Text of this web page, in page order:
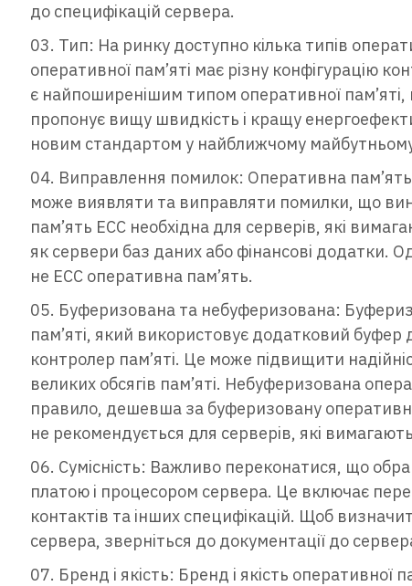
до специфікацій сервера.
Тип: На ринку доступно кілька типів
оперативної пам’яті має різну конфігурацію
є найпоширенішим типом оперативної
пропонує вищу швидкість і кращу
новим стандартом у найближчому
Виправлення помилок: Оперативна пам’ять
може виявляти та виправляти помилки, що
пам’ять ECC необхідна для серверів, які
як сервери баз даних або фінансові додатки.
не ECC оперативна пам’ять.
Буферизована та небуферизована:
пам’яті, який використовує додатковий
контролер пам’яті. Це може підвищити
великих обсягів пам’яті. Небуферизована
правило, дешевша за буферизовану
не рекомендується для серверів, які
Сумісність: Важливо переконатися, що
платою і процесором сервера. Це включає
контактів та інших специфікацій. Щоб
сервера, зверніться до документації до
Бренд і якість: Бренд і якість